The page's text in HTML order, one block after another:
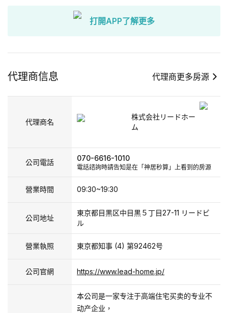
打開APP了解更多
代理商信息 代理商更多房源
代理商名
株式会社リードホー
ム
公司電話 070-6616-1010
電話諮詢時請告知是在「神居秒算」上看到的房源
營業時間 09:30~19:30
公司地址
東京都目黒区中目黒５丁目27-11 リードビ
ル
營業執照 東京都知事 (4) 第92462号
公司官網 https://www.lead-home.jp/
本公司是一家专注于高端住宅买卖的专业不
动产企业，